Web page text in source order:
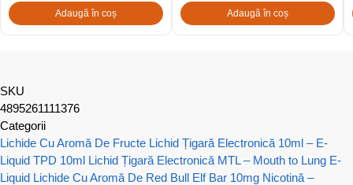
Adaugă în coș Adaugă în coș
SKU
4895261111376
Categorii
Lichide Cu Aromă De Fructe Lichid Țigară Electronică 10ml – E-
Liquid TPD 10ml Lichid Țigară Electronică MTL – Mouth to Lung E-
Liquid Lichide Cu Aromă De Red Bull Elf Bar 10mg Nicotină –